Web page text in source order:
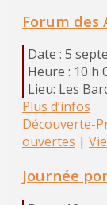
Forum des
Date : 5
Heure : 10 h
Lieu: Les
Plus d’infos
Découverte-
ouvertes |
Journée